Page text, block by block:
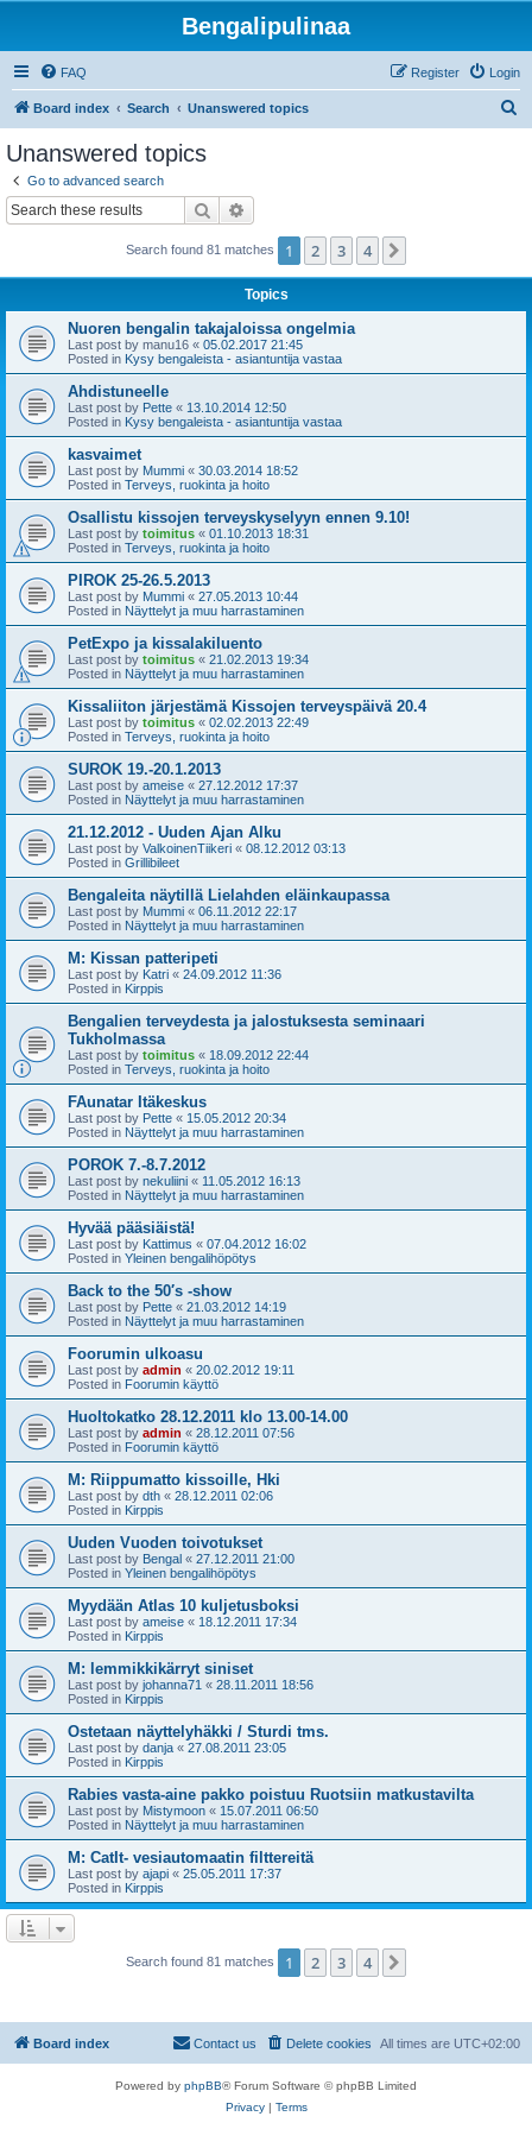
Bengalipulinaa
FAQ Login
Register
Board index Search Unanswered topics
Unanswered topics
Go to advanced search
Search
Search found 81 matches 1 2 3 4
Topics
Nuoren bengalin takajaloissa ongelmia
Last post by manu16 « 05.02.2017 21:45
Posted in Kysy bengaleista - asiantuntija vastaa
Ahdistuneelle
Last post by Pette « 13.10.2014 12:50
Posted in Kysy bengaleista - asiantuntija vastaa
kasvaimet
Last post by Mummi « 30.03.2014 18:52
Posted in Terveys, ruokinta ja hoito
Osallistu kissojen terveyskyselyyn ennen 9.10!
Last post by toimitus « 01.10.2013 18:31
Posted in Terveys, ruokinta ja hoito
PIROK 25-26.5.2013
Last post by Mummi « 27.05.2013 10:44
Posted in Näyttelyt ja muu harrastaminen
PetExpo ja kissalakiluento
Last post by toimitus « 21.02.2013 19:34
Posted in Näyttelyt ja muu harrastaminen
Kissaliiton järjestämä Kissojen terveyspäivä 20.4
Last post by toimitus « 02.02.2013 22:49
Posted in Terveys, ruokinta ja hoito
SUROK 19.-20.1.2013
Last post by ameise « 27.12.2012 17:37
Posted in Näyttelyt ja muu harrastaminen
21.12.2012 - Uuden Ajan Alku
Last post by ValkoinenTiikeri « 08.12.2012 03:13
Posted in Grillibileet
Bengaleita näytillä Lielahden eläinkaupassa
Last post by Mummi « 06.11.2012 22:17
Posted in Näyttelyt ja muu harrastaminen
M: Kissan patteripeti
Last post by Katri « 24.09.2012 11:36
Posted in Kirppis
Bengalien terveydesta ja jalostuksesta seminaari
Tukholmassa
Last post by toimitus « 18.09.2012 22:44
Posted in Terveys, ruokinta ja hoito
FAunatar Itäkeskus
Last post by Pette « 15.05.2012 20:34
Posted in Näyttelyt ja muu harrastaminen
POROK 7.-8.7.2012
Last post by nekuliini « 11.05.2012 16:13
Posted in Näyttelyt ja muu harrastaminen
Hyvää pääsiäistä!
Last post by Kattimus « 07.04.2012 16:02
Posted in Yleinen bengalihöpötys
Back to the 50′s -show
Last post by Pette « 21.03.2012 14:19
Posted in Näyttelyt ja muu harrastaminen
Foorumin ulkoasu
Last post by admin « 20.02.2012 19:11
Posted in Foorumin käyttö
Huoltokatko 28.12.2011 klo 13.00-14.00
Last post by admin « 28.12.2011 07:56
Posted in Foorumin käyttö
M: Riippumatto kissoille, Hki
Last post by dth « 28.12.2011 02:06
Posted in Kirppis
Uuden Vuoden toivotukset
Last post by Bengal « 27.12.2011 21:00
Posted in Yleinen bengalihöpötys
Myydään Atlas 10 kuljetusboksi
Last post by ameise « 18.12.2011 17:34
Posted in Kirppis
M: lemmikkikärryt siniset
Last post by johanna71 « 28.11.2011 18:56
Posted in Kirppis
Ostetaan näyttelyhäkki / Sturdi tms.
Last post by danja « 27.08.2011 23:05
Posted in Kirppis
Rabies vasta-aine pakko poistuu Ruotsiin matkustavilta
Last post by Mistymoon « 15.07.2011 06:50
Posted in Näyttelyt ja muu harrastaminen
M: CatIt- vesiautomaatin filttereitä
Last post by ajapi « 25.05.2011 17:37
Posted in Kirppis
Search found 81 matches 1 2 3 4
Board index All times are UTC+02:00
Delete cookies
Contact us
Powered by phpBB® Forum Software © phpBB Limited
Privacy| Terms